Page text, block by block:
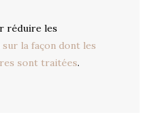
réduire les
la façon dont les
sont traitées.